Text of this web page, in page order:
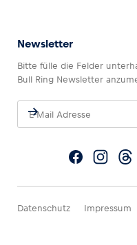
Newsletter
Bitte fülle die Felder
Bull Ring Newsletter
Datenschutz Impressum